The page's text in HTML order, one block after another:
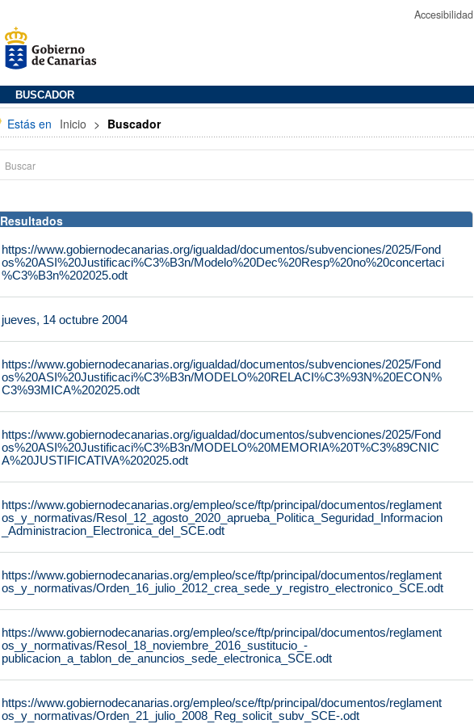
Accesibilidad
BUSCADOR
Estás en Inicio > Buscador
Resultados
https://www.gobiernodecanarias.org/igualdad/documentos/subvenciones/2025/Fond
os%20ASI%20Justificaci%C3%B3n/Modelo%20Dec%20Resp%20no%20concertaci
%C3%B3n%202025.odt
jueves, 14 octubre 2004
https://www.gobiernodecanarias.org/igualdad/documentos/subvenciones/2025/Fond
os%20ASI%20Justificaci%C3%B3n/MODELO%20RELACI%C3%93N%20ECON%
C3%93MICA%202025.odt
https://www.gobiernodecanarias.org/igualdad/documentos/subvenciones/2025/Fond
os%20ASI%20Justificaci%C3%B3n/MODELO%20MEMORIA%20T%C3%89CNIC
A%20JUSTIFICATIVA%202025.odt
https://www.gobiernodecanarias.org/empleo/sce/ftp/principal/documentos/reglament
os_y_normativas/Resol_12_agosto_2020_aprueba_Politica_Seguridad_Informacion
_Administracion_Electronica_del_SCE.odt
https://www.gobiernodecanarias.org/empleo/sce/ftp/principal/documentos/reglament
os_y_normativas/Orden_16_julio_2012_crea_sede_y_registro_electronico_SCE.odt
https://www.gobiernodecanarias.org/empleo/sce/ftp/principal/documentos/reglament
os_y_normativas/Resol_18_noviembre_2016_sustitucio_-
publicacion_a_tablon_de_anuncios_sede_electronica_SCE.odt
https://www.gobiernodecanarias.org/empleo/sce/ftp/principal/documentos/reglament
os_y_normativas/Orden_21_julio_2008_Reg_solicit_subv_SCE-.odt